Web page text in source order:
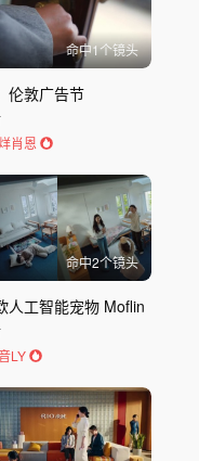
命中1个镜头
伦敦广告节
肖恩
命中2个镜头
人工智能宠物 Moflin
LY